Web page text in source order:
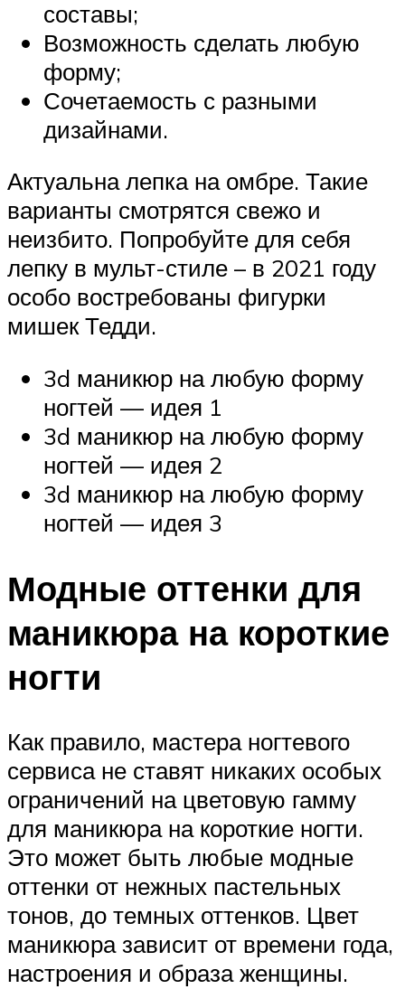
составы;
Возможность сделать любую
форму;
Сочетаемость с разными
дизайнами.
Актуальна лепка на омбре. Такие
варианты смотрятся свежо и
неизбито. Попробуйте для себя
лепку в мульт-стиле – в 2021 году
особо востребованы фигурки
мишек Тедди.
3d маникюр на любую форму
ногтей — идея 1
3d маникюр на любую форму
ногтей — идея 2
3d маникюр на любую форму
ногтей — идея 3
Модные оттенки для
маникюра на короткие
ногти
Как правило, мастера ногтевого
сервиса не ставят никаких особых
ограничений на цветовую гамму
для маникюра на короткие ногти.
Это может быть любые модные
оттенки от нежных пастельных
тонов, до темных оттенков. Цвет
маникюра зависит от времени года,
настроения и образа женщины.